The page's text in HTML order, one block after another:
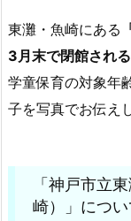
東灘・魚崎にある
3月末で閉館される
学童保育の対象年
子を写真でお伝え
「神戸市立
崎）」につい